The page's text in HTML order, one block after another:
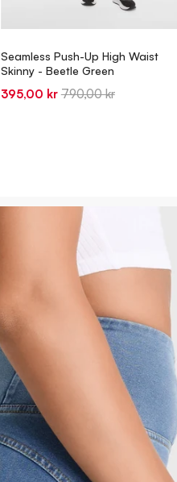
Seamless Push-Up High Waist
Skinny - Beetle Green
Sale
395,00 kr Original
790,00 kr